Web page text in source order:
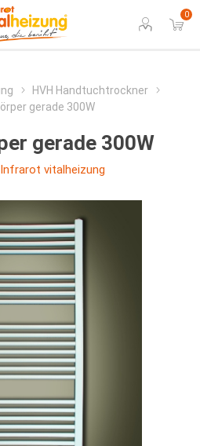
0
HVH Handtuchtrockner
gerade 300W
gerade 300W
Infrarot vitalheizung